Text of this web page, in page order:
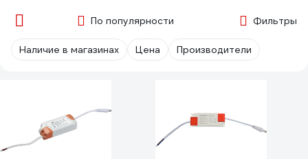
По популярности Фильтры
Наличие в магазинах Цена Производители